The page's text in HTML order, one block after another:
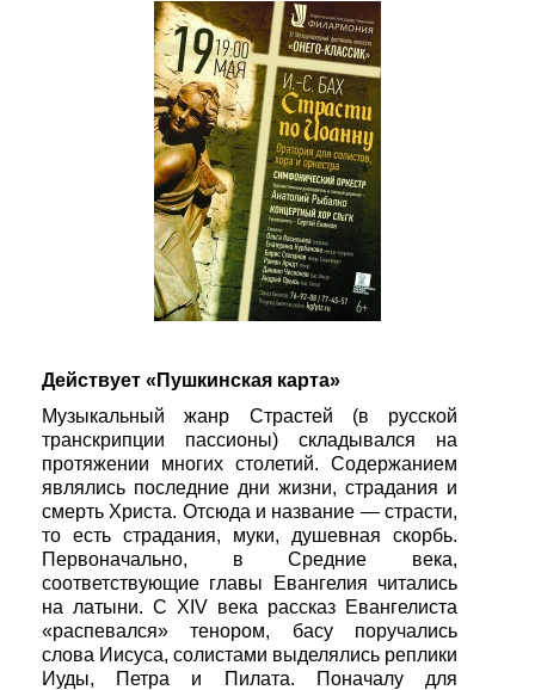
Действует «Пушкинская карта»
Музыкальный жанр Страстей (в русской
транскрипции пассионы) складывался на
протяжении многих столетий. Содержанием
являлись последние дни жизни, страдания и
смерть Христа. Отсюда и название — страсти,
то есть страдания, муки, душевная скорбь.
Первоначально, в Средние века,
соответствующие главы Евангелия читались
на латыни. С XIV века рассказ Евангелиста
«распевался» тенором, басу поручались
слова Иисуса, солистами выделялись реплики
Иуды, Петра и Пилата. Поначалу для